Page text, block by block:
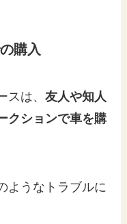
購入
スは、友人や知人
クションで車を購
ようなトラブルに